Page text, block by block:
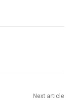
Next article